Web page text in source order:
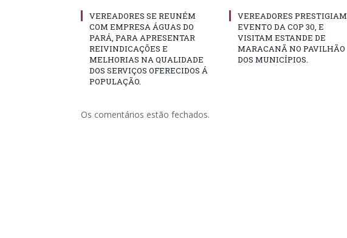
VEREADORES SE REUNÉM
COM EMPRESA ÁGUAS DO
PARÁ, PARA APRESENTAR
REIVINDICAÇÕES E
MELHORIAS NA QUALIDADE
DOS SERVIÇOS OFERECIDOS Á
POPULAÇÃO.
VEREADORES PRESTIGIAM
EVENTO DA COP 30, E
VISITAM ESTANDE DE
MARACANÃ NO PAVILHÃO
DOS MUNICÍPIOS.
Os comentários estão fechados.